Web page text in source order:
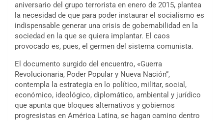
aniversario del grupo terrorista en enero de 2015, plantea
la necesidad de que para poder instaurar el socialismo es
indispensable generar una crisis de gobernabilidad en la
sociedad en la que se quiera implantar. El caos
provocado es, pues, el germen del sistema comunista.
El documento surgido del encuentro, «Guerra
Revolucionaria, Poder Popular y Nueva Nación”,
contempla la estrategia en lo político, militar, social,
económico, ideológico, diplomático, ambiental y jurídico
que apunta que bloques alternativos y gobiernos
progresistas en América Latina, se hagan camino dentro